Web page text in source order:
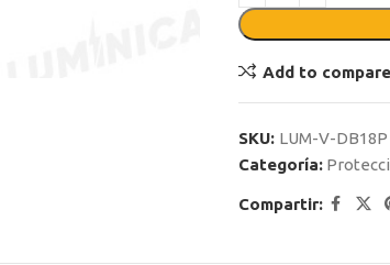
Add to compare
SKU: LUM-V-DB18P
Categoría:
Compartir: